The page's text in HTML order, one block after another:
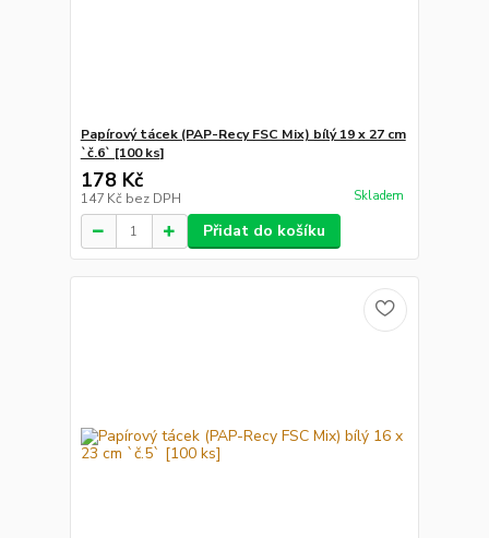
Papírový tácek (PAP-Recy FSC Mix) bílý 19 x 27 cm
`č.6` [100 ks]
178 Kč
147 Kč bez DPH Skladem
Přidat do košíku